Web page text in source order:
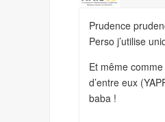
Prudence
Perso j’utilise
Et même
d’entre eux
baba !